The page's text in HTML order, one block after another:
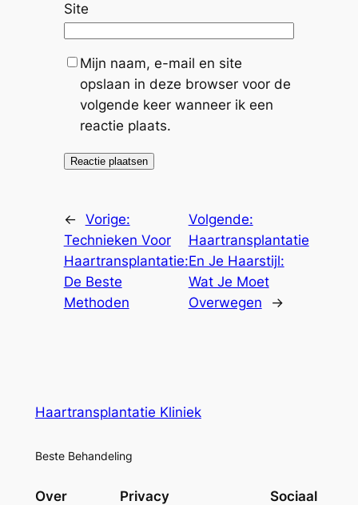
Site
Mijn naam, e-mail en site
opslaan in deze browser voor de
volgende keer wanneer ik een
reactie plaats.
← Vorige:
Technieken Voor
Haartransplantatie:
De Beste
Methoden
Volgende:
Haartransplantatie
En Je Haarstijl:
Wat Je Moet
Overwegen
→
Haartransplantatie Kliniek
Beste Behandeling
Over Privacy Sociaal